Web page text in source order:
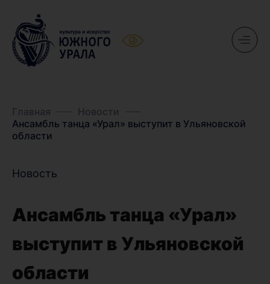
Главная
Новости
Ансамбль танца «Урал» выступит в Ульяновской
области
Новость
Ансамбль танца «Урал»
выступит в Ульяновской
области